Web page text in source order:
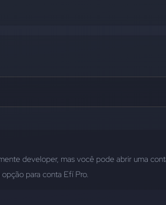
developer, mas você pode abrir uma
para conta Efí Pro.